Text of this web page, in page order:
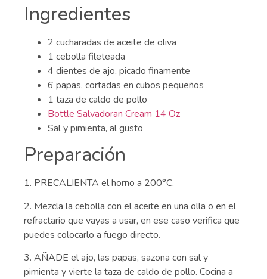
Ingredientes
2 cucharadas de aceite de oliva
1 cebolla fileteada
4 dientes de ajo, picado finamente
6 papas, cortadas en cubos pequeños
1 taza de caldo de pollo
Bottle Salvadoran Cream 14 Oz
Sal y pimienta, al gusto
Preparación
1. PRECALIENTA el horno a 200°C.
2. Mezcla la cebolla con el aceite en una olla o en el
refractario que vayas a usar, en ese caso verifica que
puedes colocarlo a fuego directo.
3. AÑADE el ajo, las papas, sazona con sal y
pimienta y vierte la taza de caldo de pollo. Cocina a